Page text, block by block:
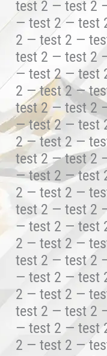
test 2 — test 2
— test 2 — test
2 — test 2 —
test 2 — test 2
— test 2 — test
2 — test 2 —
test 2 — test 2
— test 2 — test
2 — test 2 —
test 2 — test 2
— test 2 — test
2 — test 2 —
test 2 — test 2
— test 2 — test
2 — test 2 —
test 2 — test 2
— test 2 — test
2 — test 2 —
test 2 — test 2
— test 2 — test
2 — test 2 —